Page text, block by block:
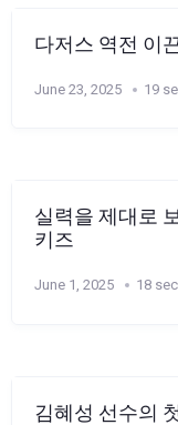
다저스 역전 이
June 23, 2025 19
실력을 제대로
키즈
June 1, 2025 18
김혜성 선수의